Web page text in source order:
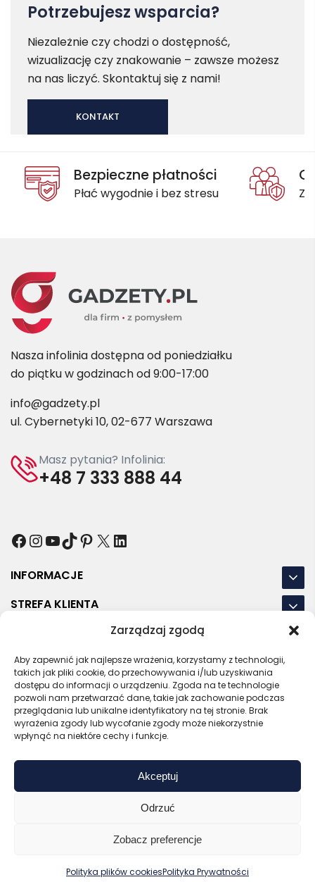
Zarządzaj zgodą
Aby zapewnić jak najlepsze wrażenia, korzystamy z technologii,
takich jak pliki cookie, do przechowywania i/lub uzyskiwania
dostępu do informacji o urządzeniu. Zgoda na te technologie
pozwoli nam przetwarzać dane, takie jak zachowanie podczas
przeglądania lub unikalne identyfikatory na tej stronie. Brak
wyrażenia zgody lub wycofanie zgody może niekorzystnie
wpłynąć na niektóre cechy i funkcje.
Akceptuj
Odrzuć
Zobacz preferencje
Polityka plików cookiesPolityka Prywatności
9.19 zł
Potrzebujesz wsparcia?
Niezależnie czy chodzi o dostępność,
wizualizację czy znakowanie – zawsze możesz
na nas liczyć. Skontaktuj się z nami!
KONTAKT
Bezpieczne płatności
Płać wygodnie i bez stresu
Nasza infolinia dostępna od poniedziałku
do piątku w godzinach od 9:00-17:00
info@gadzety.pl
ul. Cybernetyki 10, 02-677 Warszawa
Masz pytania? Infolinia:
+48 7 333 888 44
Facebook
Instagram
YouTube
TikTok
Pinterest
X LinkedIn
INFORMACJE
STREFA KLIENTA
NASZE LOKALIZACJE
OSTATNIE POSTY
RODOREGULAMINPOLITYKA PRYWATNOŚCI
Certyfikat SSL
Zaufany sprzedawca
Sprawdź opinie
Kup bez nadruku
Wyceń z logo
Zaloguj Start